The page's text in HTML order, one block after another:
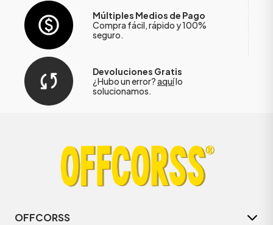
Múltiples Medios de Pago
Compra fácil, rápido y 100%
seguro.
Devoluciones Gratis
¿Hubo un error?aquílo
solucionamos.
OFFCORSS